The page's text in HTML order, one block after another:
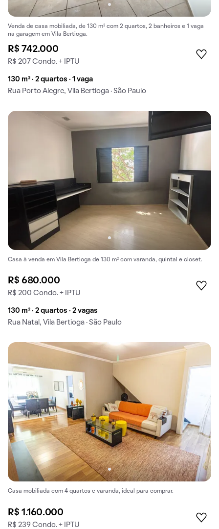
Venda de casa mobiliada, de 130 m² com 2 quartos, 2 banheiros e 1 vaga
na garagem em Vila Bertioga.
R$ 742.000
R$ 207 Condo. + IPTU
130 m² · 2 quartos · 1 vaga
Rua Porto Alegre, Vila Bertioga · São Paulo
Casa à venda em Vila Bertioga de 130 m² com varanda, quintal e closet.
R$ 680.000
R$ 200 Condo. + IPTU
130 m² · 2 quartos · 2 vagas
Rua Natal, Vila Bertioga · São Paulo
Casa mobiliada com 4 quartos e varanda, ideal para comprar.
R$ 1.160.000
R$ 239 Condo. + IPTU